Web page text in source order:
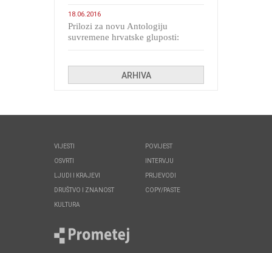
18.06.2016
Prilozi za novu Antologiju
suvremene hrvatske gluposti:
ARHIVA
VIJESTI
OSVRTI
LJUDI I KRAJEVI
DRUŠTVO I ZNANOST
KULTURA
POVIJEST
INTERVJU
PRIJEVODI
COPY/PASTE